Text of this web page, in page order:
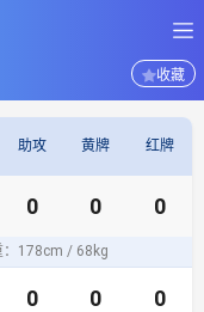
收藏
助攻 黄牌 红牌
0 0 0
：178cm / 68kg
0 0 0